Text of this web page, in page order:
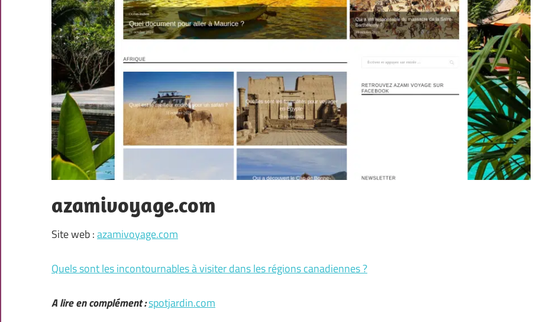
azamivoyage.com
Site web :azamivoyage.com
Quels sont les incontournables à visiter dans les régions canadiennes ?
A lire en complément :spotjardin.com